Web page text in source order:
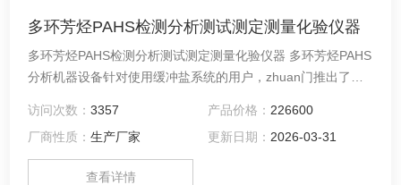
多环芳烃PAHS检测分析测试测定测量化验仪器
多环芳烃PAHS检测分析测试测定测量化验仪器 多环芳烃PAHS
分析机器设备针对使用缓冲盐系统的用户，zhuan门推出了带
的磨损，延长使用寿命。 化验分析多环芳烃PAHS仪器设备采
用全进口管路及接头，具有极jia的互换性，并能够大程度上避
免由于泵的管路系统而导致的非正常工作。
访问次数：3357 产品价格： 226600
厂商性质：生产厂家 更新日期： 2026-03-31
查看详情